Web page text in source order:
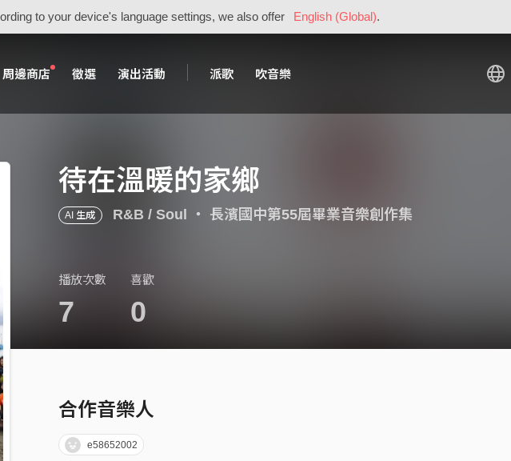
to your device's language settings, we also offer English (Global).
周邊商店 徵選 演出活動 派歌 吹音樂
待在溫暖的家鄉
AI 生成 R&B / Soul ・ 長濱國中第55屆畢業音樂創作集
播放次數
7
喜歡
0
合作音樂人
e58652002